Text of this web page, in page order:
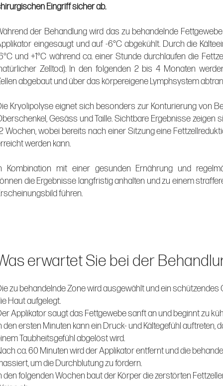
Eingriff sicher ab.
der Behandlung wird das zu behandelnde
eingesaugt und auf -6°C abgekühlt. Durch die
und +1°C während ca. einer Stunde durchlaufen die
Zelltod). In den folgenden 2 bis 4 Monaten
abgebaut und über das körpereigene Lymphsystem
Kryolipolyse eignet sich besonders zur Konturierung von
Gesäss und Taille. Sichtbare Ergebnisse zeigen
Wochen, wobei bereits nach einer Sitzung eine
werden kann.
Kombination mit einer gesunden Ernährung und
die Ergebnisse langfristig anhalten und zu einem
führen.
erwartet Sie bei der
zu behandelnde Zone wird ausgewählt und ein schützendes
Haut aufgelegt.
Applikator saugt das Fettgewebe sanft an und beginnt zu
den ersten Minuten kann ein Druck- und Kältegefühl auftreten,
Taubheitsgefühl abgelöst wird.
ca. 60 Minuten wird der Applikator entfernt und die
um die Durchblutung zu fördern.
den folgenden Wochen baut der Körper die zerstörten